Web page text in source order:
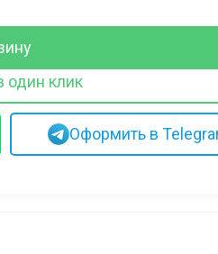
один клик
Оформить в